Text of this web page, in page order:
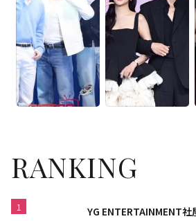
RANKING
1
YG ENTERTAINMENT